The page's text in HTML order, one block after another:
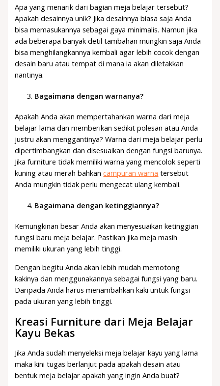
Apa yang menarik dari bagian meja belajar tersebut?
Apakah desainnya unik? Jika desainnya biasa saja Anda
bisa memasukannya sebagai gaya minimalis. Namun jika
ada beberapa banyak detil tambahan mungkin saja Anda
bisa menghilangkannya kembali agar lebih cocok dengan
desain baru atau tempat di mana ia akan diletakkan
nantinya.
Bagaimana dengan warnanya?
Apakah Anda akan mempertahankan warna dari meja
belajar lama dan memberikan sedikit polesan atau Anda
justru akan menggantinya? Warna dari meja belajar perlu
dipertimbangkan dan disesuaikan dengan fungsi barunya.
Jika furniture tidak memiliki warna yang mencolok seperti
kuning atau merah bahkancampuran warna tersebut
Anda mungkin tidak perlu mengecat ulang kembali.
Bagaimana dengan ketinggiannya?
Kemungkinan besar Anda akan menyesuaikan ketinggian
fungsi baru meja belajar. Pastikan jika meja masih
memiliki ukuran yang lebih tinggi.
Dengan begitu Anda akan lebih mudah memotong
kakinya dan menggunakannya sebagai fungsi yang baru.
Daripada Anda harus menambahkan kaki untuk fungsi
pada ukuran yang lebih tinggi.
Kreasi Furniture dari Meja Belajar
Kayu Bekas
Jika Anda sudah menyeleksi meja belajar kayu yang lama
maka kini tugas berlanjut pada apakah desain atau
bentuk meja belajar apakah yang ingin Anda buat?